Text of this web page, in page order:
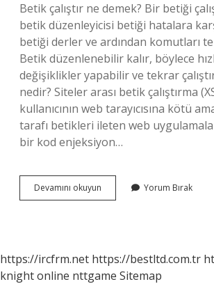
Betik çalıştır ne demek? Bir betiği
betik düzenleyicisi betiği hatalara
betiği derler ve ardından komutları
Betik düzenlenebilir kalır, böylece
değişiklikler yapabilir ve tekrar
nedir? Siteler arası betik çalıştırma
kullanıcının web tarayıcısına kötü
tarafı betikleri ileten web
bir kod enjeksiyon…
Devamını okuyun
Tür
Xss
Nedir
Yorum Bırak
https://ircfrm.net https://bestltd.com.tr
knight online nttgame Sitemap